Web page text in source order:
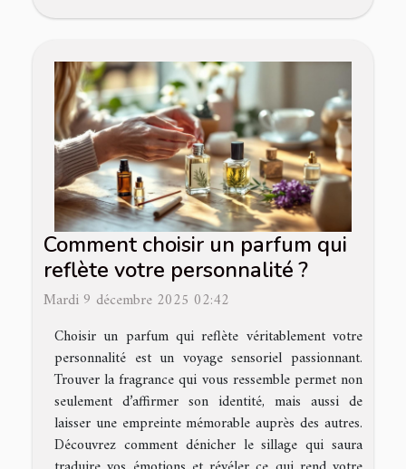
Comment choisir un parfum qui
reflète votre personnalité ?
Mardi 9 décembre 2025 02:42
Choisir un parfum qui reflète véritablement votre
personnalité est un voyage sensoriel passionnant.
Trouver la fragrance qui vous ressemble permet non
seulement d’affirmer son identité, mais aussi de
laisser une empreinte mémorable auprès des autres.
Découvrez comment dénicher le sillage qui saura